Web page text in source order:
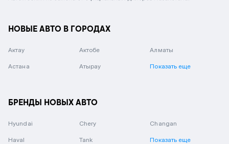
НОВЫЕ АВТО В ГОРОДАХ
Актау Актобе Алматы
Астана Атырау Показать еще
БРЕНДЫ НОВЫХ АВТО
Hyundai Chery Changan
Haval Tank Показать еще